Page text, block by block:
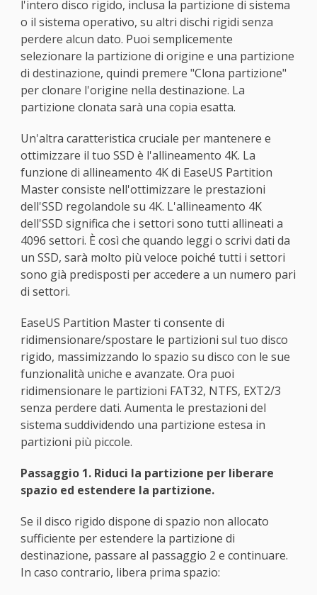
l'intero disco rigido, inclusa la partizione di sistema
o il sistema operativo, su altri dischi rigidi senza
perdere alcun dato. Puoi semplicemente
selezionare la partizione di origine e una partizione
di destinazione, quindi premere "Clona partizione"
per clonare l'origine nella destinazione. La
partizione clonata sarà una copia esatta.
Un'altra caratteristica cruciale per mantenere e
ottimizzare il tuo SSD è l'allineamento 4K. La
funzione di allineamento 4K di EaseUS Partition
Master consiste nell'ottimizzare le prestazioni
dell'SSD regolandole su 4K. L'allineamento 4K
dell'SSD significa che i settori sono tutti allineati a
4096 settori. È così che quando leggi o scrivi dati da
un SSD, sarà molto più veloce poiché tutti i settori
sono già predisposti per accedere a un numero pari
di settori.
EaseUS Partition Master ti consente di
ridimensionare/spostare le partizioni sul tuo disco
rigido, massimizzando lo spazio su disco con le sue
funzionalità uniche e avanzate. Ora puoi
ridimensionare le partizioni FAT32, NTFS, EXT2/3
senza perdere dati. Aumenta le prestazioni del
sistema suddividendo una partizione estesa in
partizioni più piccole.
Passaggio 1. Riduci la partizione per liberare
spazio ed estendere la partizione.
Se il disco rigido dispone di spazio non allocato
sufficiente per estendere la partizione di
destinazione, passare al passaggio 2 e continuare.
In caso contrario, libera prima spazio: